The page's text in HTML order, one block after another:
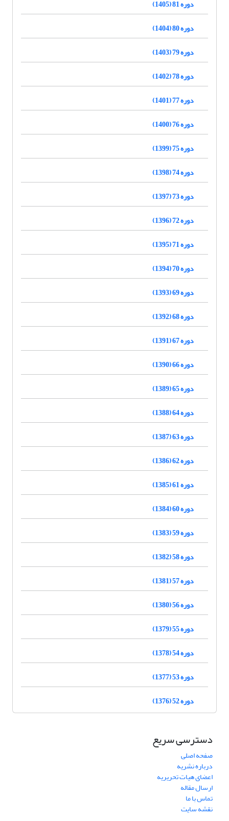
دوره 81 (1405)
دوره 80 (1404)
دوره 79 (1403)
دوره 78 (1402)
دوره 77 (1401)
دوره 76 (1400)
دوره 75 (1399)
دوره 74 (1398)
دوره 73 (1397)
دوره 72 (1396)
دوره 71 (1395)
دوره 70 (1394)
دوره 69 (1393)
دوره 68 (1392)
دوره 67 (1391)
دوره 66 (1390)
دوره 65 (1389)
دوره 64 (1388)
دوره 63 (1387)
دوره 62 (1386)
دوره 61 (1385)
دوره 60 (1384)
دوره 59 (1383)
دوره 58 (1382)
دوره 57 (1381)
دوره 56 (1380)
دوره 55 (1379)
دوره 54 (1378)
دوره 53 (1377)
دوره 52 (1376)
دسترسی سریع
صفحه اصلی
درباره نشریه
اعضای هیات تحریریه
ارسال مقاله
تماس با ما
نقشه سایت